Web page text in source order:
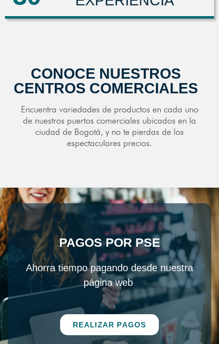
CONOCE NUESTROS
CENTROS COMERCIALES
Encuentra variedades de productos en cada uno
de nuestros puertos comerciales ubicados en la
ciudad de Bogotá, y no te pierdas de los
espectaculares precios.
PAGOS POR PSE
Ahorra tiempo pagando desde nuestra
página web
REALIZAR PAGOS